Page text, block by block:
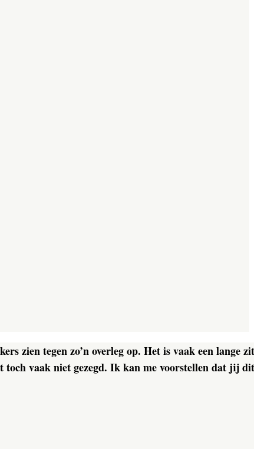
zien tegen zo’n overleg op. Het is vaak een lange
vaak niet gezegd. Ik kan me voorstellen dat jij